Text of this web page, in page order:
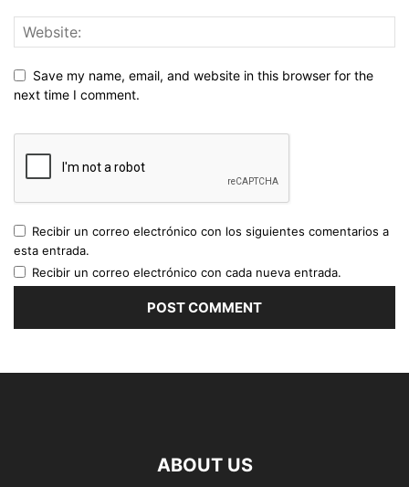
Save my name, email, and website in this browser for the
next time I comment.
Recibir un correo electrónico con los siguientes comentarios a
esta entrada.
Recibir un correo electrónico con cada nueva entrada.
ABOUT US